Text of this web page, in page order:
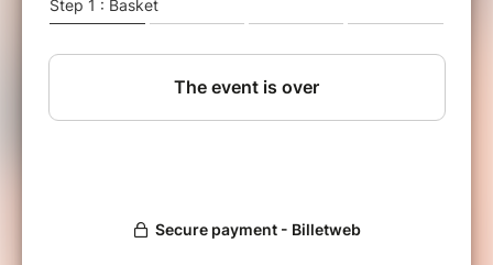
visionnaire du trio Muddy Gurdy : créer une
sillon profond depuis les volcans d’Auvergne
jusqu’aux collines du Mississippi ou aux bayous
de Louisiane, affirmer par l’exemple que les
gestes des musiciens peuvent être aussi
Dans ce disque cool, frénétique et spirituel à la